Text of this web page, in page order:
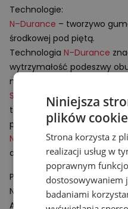
Technologie:
N–Durance – tworzywo
środkowej pod piętą.
Technologia N–Durance
wytrzymałość podeszwy
nawierzchnie.
Stability Web
– system
technologia doskonale
podczas chodu.
N–Ergy
– zaawansowany
amortyzacji wykorzystujący
Podmiot odpowiedzialny:
New Balance Europe BV
A-Factorij, Pilotenstraat 35
Niniejsza
plików
Strona korzysta z
realizacji usług w
poprawnym
dostosowywaniem
badaniami